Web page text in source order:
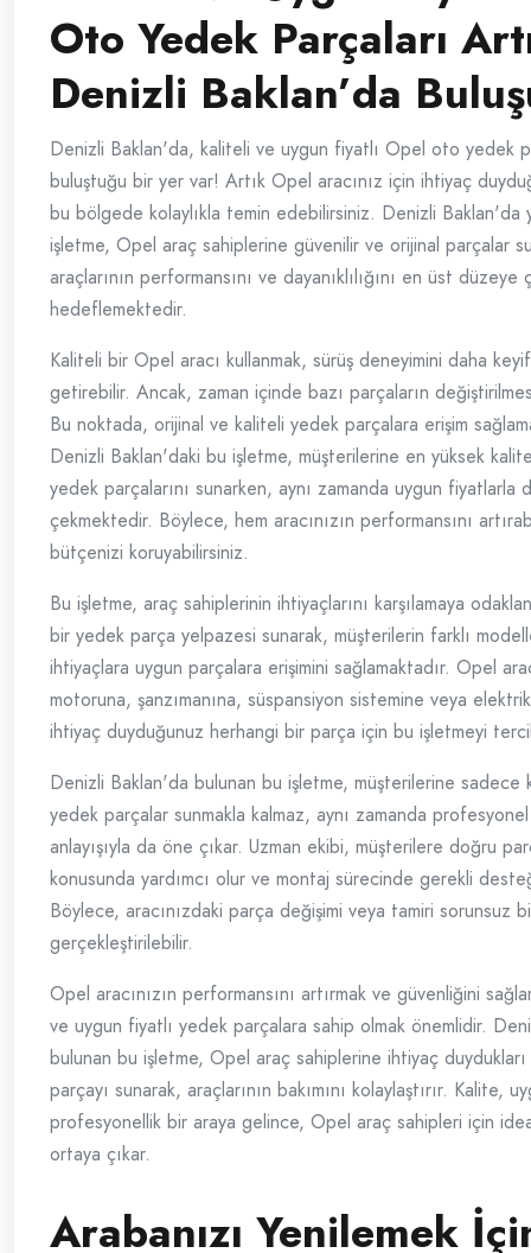
Oto Yedek Parçaları
Denizli Baklan’da
Denizli Baklan'da, kaliteli ve uygun fiyatlı Opel oto yedek
buluştuğu bir yer var! Artık Opel aracınız için ihtiyaç
bu bölgede kolaylıkla temin edebilirsiniz. Denizli Baklan'da
işletme, Opel araç sahiplerine güvenilir ve orijinal parçalar
araçlarının performansını ve dayanıklılığını en üst düzeye
hedeflemektedir.
Kaliteli bir Opel aracı kullanmak, sürüş deneyimini daha
getirebilir. Ancak, zaman içinde bazı parçaların
Bu noktada, orijinal ve kaliteli yedek parçalara erişim
Denizli Baklan'daki bu işletme, müşterilerine en yüksek
yedek parçalarını sunarken, aynı zamanda uygun fiyatlarla
çekmektedir. Böylece, hem aracınızın performansını
bütçenizi koruyabilirsiniz.
Bu işletme, araç sahiplerinin ihtiyaçlarını karşılamaya
bir yedek parça yelpazesi sunarak, müşterilerin farklı
ihtiyaçlara uygun parçalara erişimini sağlamaktadır. Opel
motoruna, şanzımanına, süspansiyon sistemine veya
ihtiyaç duyduğunuz herhangi bir parça için bu işletmeyi
Denizli Baklan'da bulunan bu işletme, müşterilerine sadece
yedek parçalar sunmakla kalmaz, aynı zamanda
anlayışıyla da öne çıkar. Uzman ekibi, müşterilere doğru
konusunda yardımcı olur ve montaj sürecinde gerekli
Böylece, aracınızdaki parça değişimi veya tamiri sorunsuz
gerçekleştirilebilir.
Opel aracınızın performansını artırmak ve güvenliğini
ve uygun fiyatlı yedek parçalara sahip olmak önemlidir.
bulunan bu işletme, Opel araç sahiplerine ihtiyaç
parçayı sunarak, araçlarının bakımını kolaylaştırır. Kalite,
profesyonellik bir araya gelince, Opel araç sahipleri için
ortaya çıkar.
Arabanızı Yenilemek